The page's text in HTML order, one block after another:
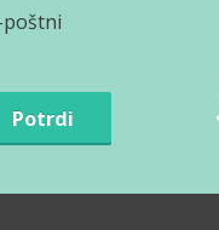
poštni
Potrdi